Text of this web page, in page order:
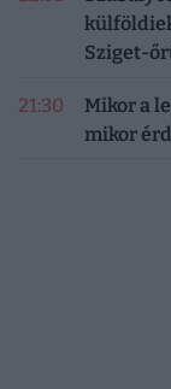
Sziget-
21:30
Mikor a
mikor